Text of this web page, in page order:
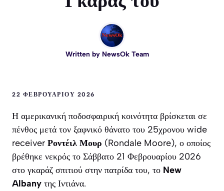
Written by NewsOk Team
22 ΦΕΒΡΟΥΑΡΊΟΥ 2026
Η αμερικανική ποδοσφαιρική κοινότητα βρίσκεται σε
πένθος μετά τον ξαφνικό θάνατο του 25χρονου wide
receiver Ροντέιλ Μουρ (Rondale Moore), ο οποίος
βρέθηκε νεκρός το Σάββατο 21 Φεβρουαρίου 2026
στο γκαράζ σπιτιού στην πατρίδα του, το New
Albany της Ιντιάνα.